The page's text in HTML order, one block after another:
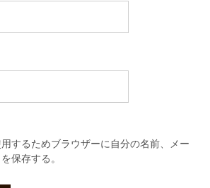
するためブラウザーに自分の名前、メー
保存する。